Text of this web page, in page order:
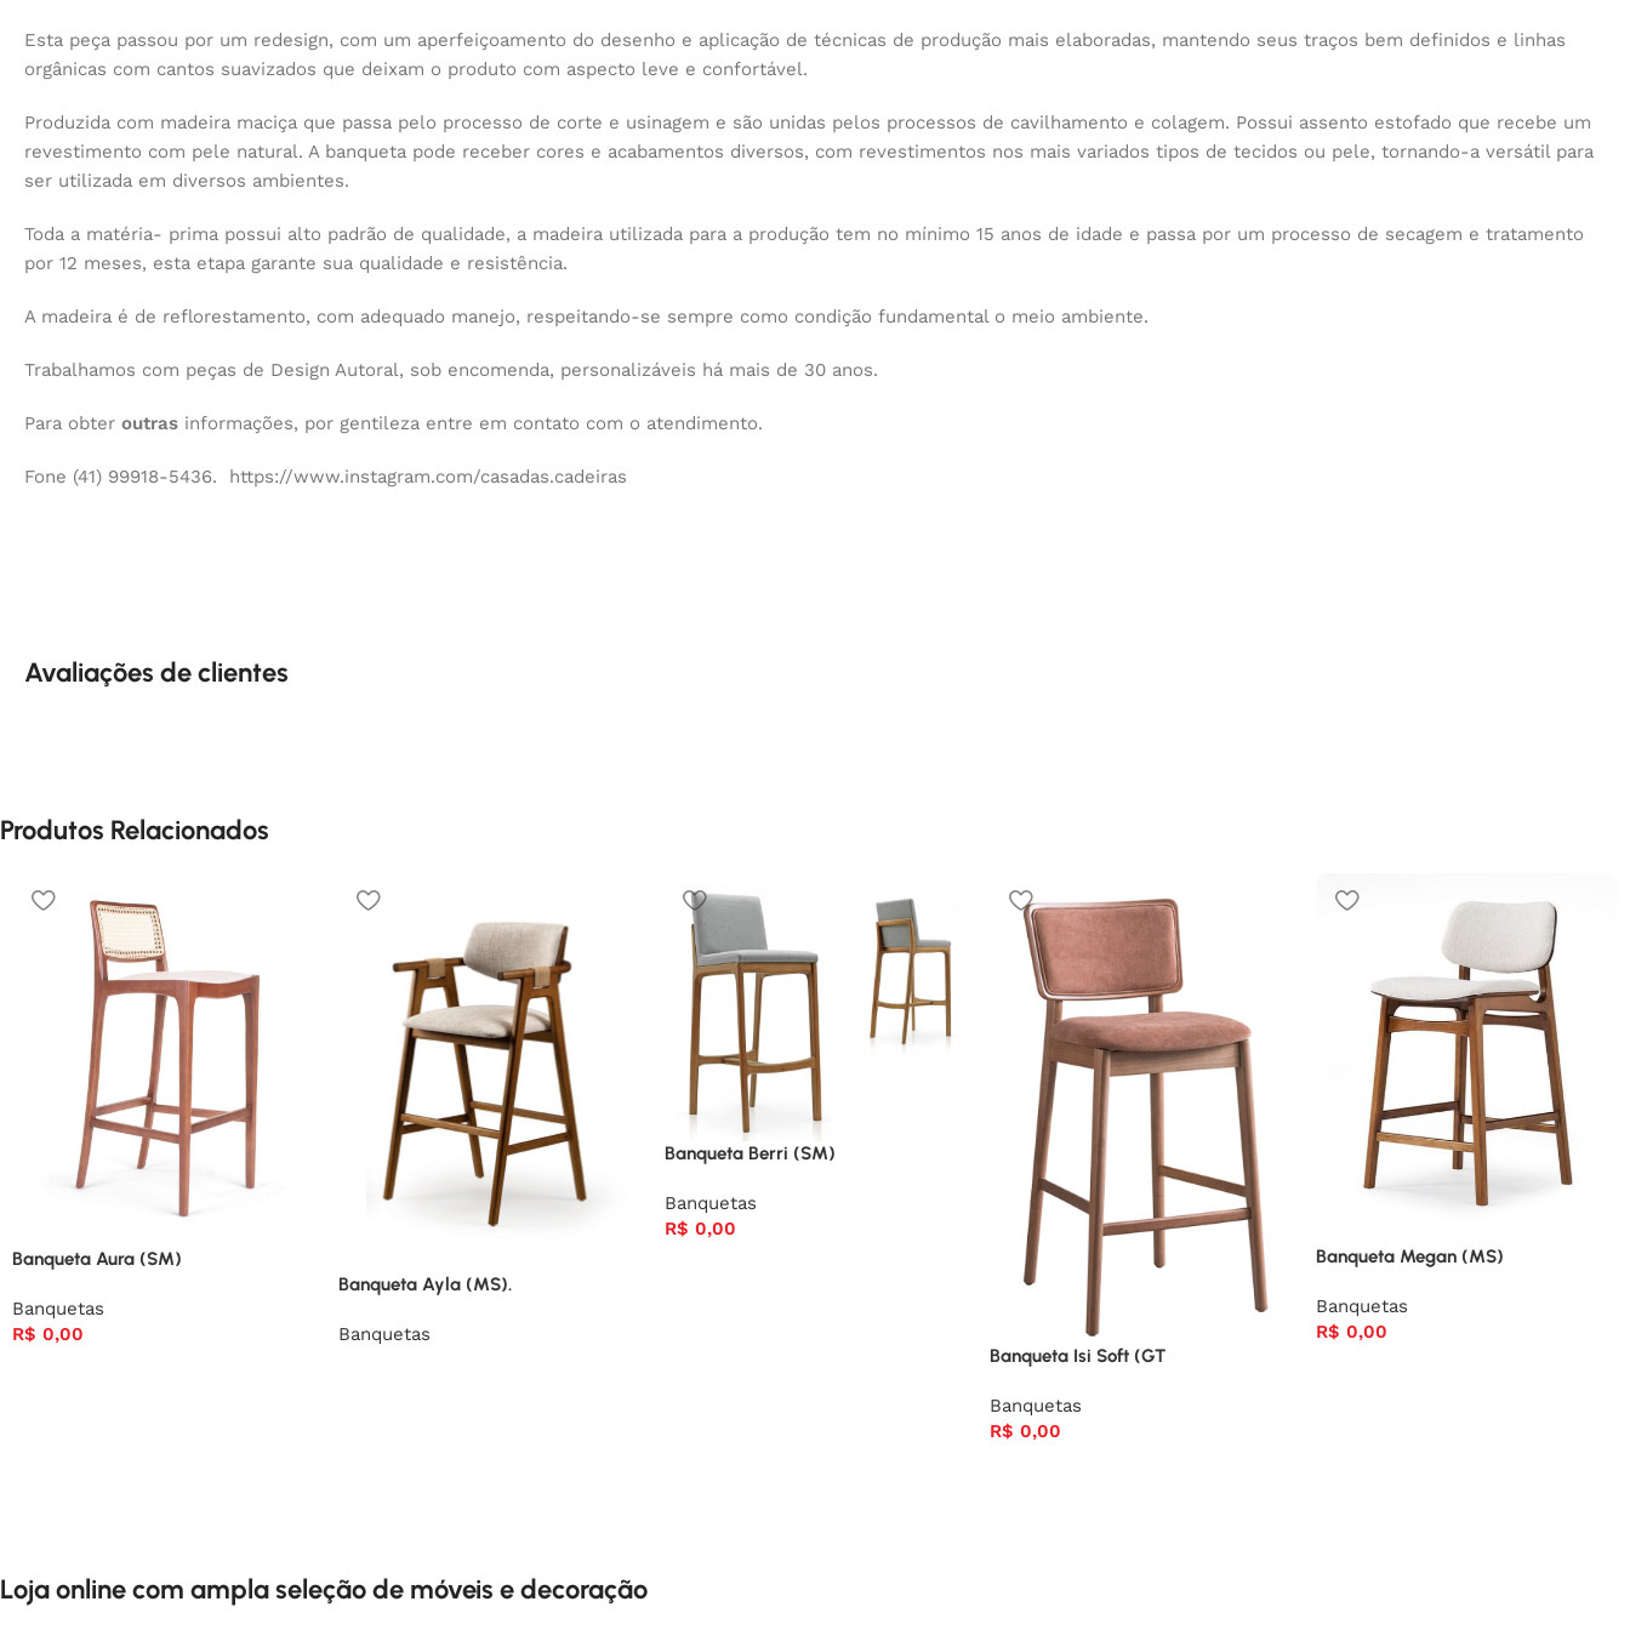
Esta peça passou por um redesign, com um aperfeiçoamento do desenho e aplicação de técnicas de produção mais elaboradas, mantendo seus traços bem definidos e linhas
orgânicas com cantos suavizados que deixam o produto com aspecto leve e confortável.
Produzida com madeira maciça que passa pelo processo de corte e usinagem e são unidas pelos processos de cavilhamento e colagem. Possui assento estofado que recebe um
revestimento com pele natural. A banqueta pode receber cores e acabamentos diversos, com revestimentos nos mais variados tipos de tecidos ou pele, tornando-a versátil para
ser utilizada em diversos ambientes.
Toda a matéria- prima possui alto padrão de qualidade, a madeira utilizada para a produção tem no mínimo 15 anos de idade e passa por um processo de secagem e tratamento
por 12 meses, esta etapa garante sua qualidade e resistência.
A madeira é de reflorestamento, com adequado manejo, respeitando-se sempre como condição fundamental o meio ambiente.
Trabalhamos com peças de Design Autoral, sob encomenda, personalizáveis há mais de 30 anos.
Para obter outras informações, por gentileza entre em contato com o atendimento.
Fone (41) 99918-5436. https://www.instagram.com/casadas.cadeiras
Avaliações de clientes
Produtos Relacionados
Banqueta Aura (SM)
Banquetas
R$ 0,00
Banqueta Ayla (MS).
Banquetas
Banqueta Berri (SM)
Banquetas
R$ 0,00
Banqueta Isi Soft (GT
Banquetas
R$ 0,00
Banqueta Megan (MS)
Banquetas
R$ 0,00
Loja online com ampla seleção de móveis e decoração